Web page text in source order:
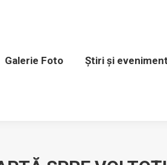
Galerie Foto Știri și